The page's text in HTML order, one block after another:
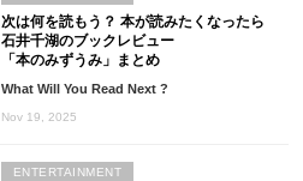
次は何を読もう？ 本が読みたくなったら
石井千湖のブックレビュー
「本のみずうみ」まとめ
What Will You Read Next ?
Nov 19, 2025
ENTERTAINMENT